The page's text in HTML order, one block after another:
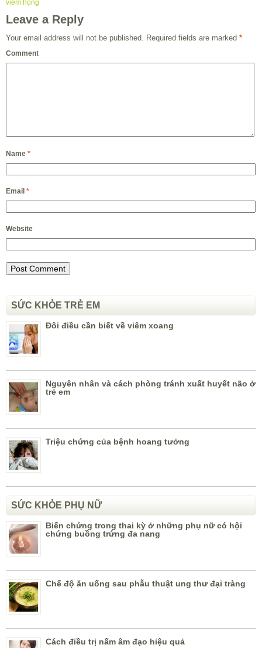
viêm họng
Leave a Reply
Your email address will not be published. Required fields are marked *
Comment
Name *
Email *
Website
SỨC KHỎE TRẺ EM
Đôi điều cần biết về viêm xoang
Nguyên nhân và cách phòng tránh xuất huyết não ở
trẻ em
Triệu chứng của bệnh hoang tưởng
SỨC KHỎE PHỤ NỮ
Biến chứng trong thai kỳ ở những phụ nữ có hội
chứng buồng trứng đa nang
Chế độ ăn uống sau phẫu thuật ung thư đại tràng
Cách điều trị nấm âm đạo hiệu quả